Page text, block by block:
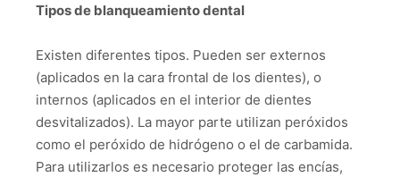
Tipos de blanqueamiento dental
Existen diferentes tipos. Pueden ser externos
(aplicados en la cara frontal de los dientes), o
internos (aplicados en el interior de dientes
desvitalizados). La mayor parte utilizan peróxidos
como el peróxido de hidrógeno o el de carbamida.
Para utilizarlos es necesario proteger las encías,